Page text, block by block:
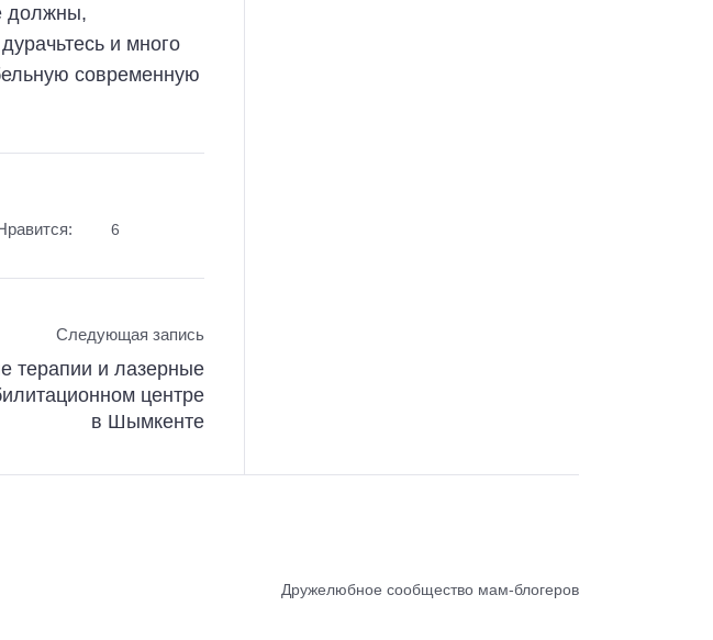
должны,
и много
современную
6
Следующая запись
терапии и лазерные
центре
в Шымкенте
Дружелюбное сообщество мам-блогеров